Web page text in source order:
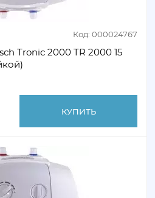
Код: 000024767
Tronic 2000 TR 2000 15
КУПИТЬ